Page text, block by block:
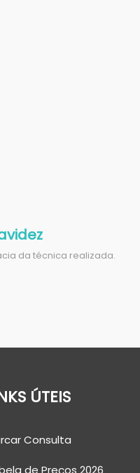
da técnica realizada.
ÚTEIS
Consulta
de Preços 2026